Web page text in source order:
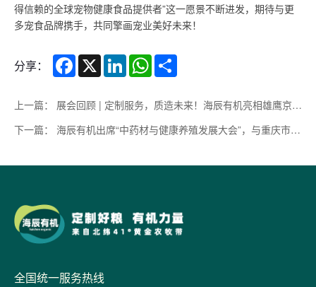
得信赖的全球宠物健康食品提供者”这一愿景不断进发，期待与更
多宠食品牌携手，共同擎画宠业美好未来！
分享： Facebook
X LinkedInWhatsApp
上一篇： 展会回顾 | 定制服务，质造未来！海辰有机亮相雄鹰京宠展
下一篇： 海辰有机出席“中药材与健康养殖发展大会”，与重庆市梁平区人民政府达成战略合作
全国统一服务热线